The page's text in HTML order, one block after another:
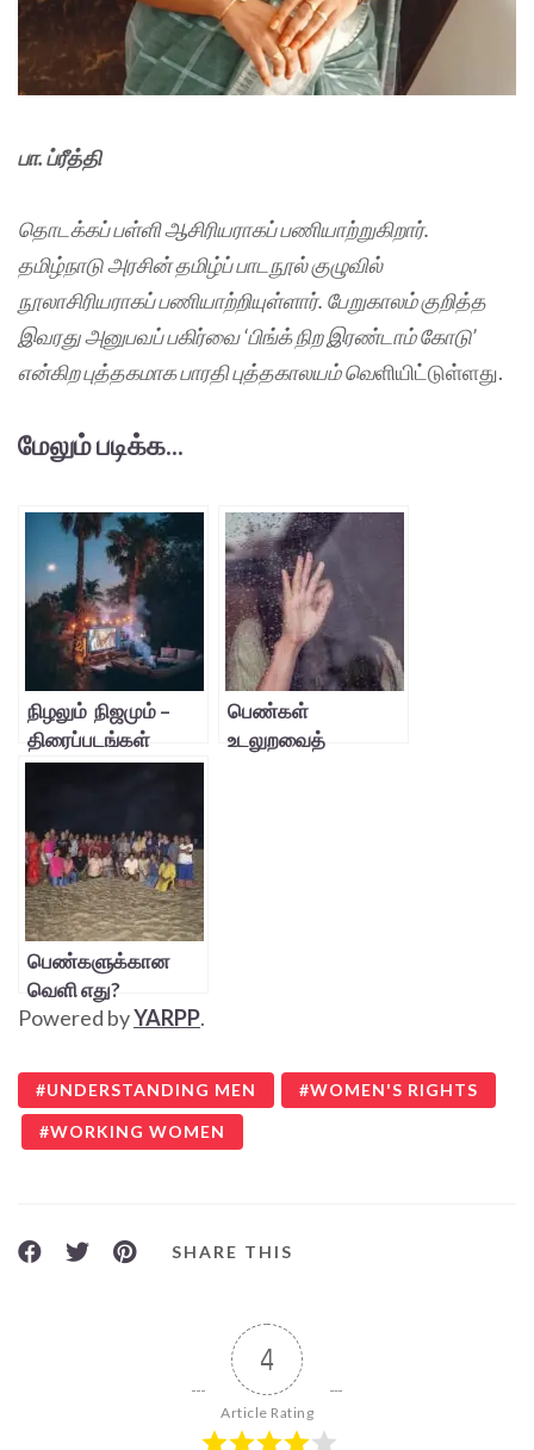
பா. ப்ரீத்தி
தொடக்கப் பள்ளி ஆசிரியராகப் பணியாற்றுகிறார்.
தமிழ்நாடு அரசின் தமிழ்ப் பாடநூல் குழுவில்
நூலாசிரியராகப் பணியாற்றியுள்ளார். பேறுகாலம் குறித்த
இவரது அனுபவப் பகிர்வை ‘பிங்க் நிற இரண்டாம் கோடு’
என்கிற புத்தகமாக பாரதி புத்தகாலயம் வெளியிட்டுள்ளது.
மேலும் படிக்க...
நிழலும் நிஜமும் –
திரைப்படங்கள்
பெண்கள்
உடலுறவைத்
பெண்களுக்கான
வெளி எது?
Powered byYARPP.
UNDERSTANDING MEN WOMEN'S RIGHTS
WORKING WOMEN
SHARE THIS
4
Article Rating